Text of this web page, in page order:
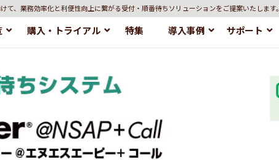
、業務効率化と利便性向上に繋がる受付・順番待ちソリューションをご提案いたします。
購入・トライアル 特集 導入事例 サポート